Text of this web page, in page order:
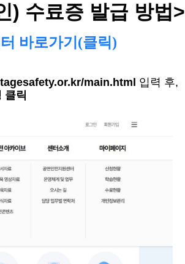
) 수료증 발급 방법>
바로가기(클릭)
main.html 입력 후,
클릭